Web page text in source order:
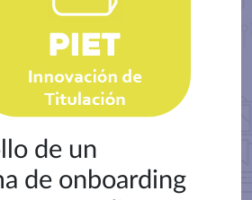
de un
de onboarding